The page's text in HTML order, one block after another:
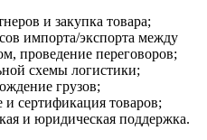
и закупка товара;
импорта/экспорта между
проведение переговоров;
схемы логистики;
грузов;
сертификация товаров;
и юридическая поддержка.